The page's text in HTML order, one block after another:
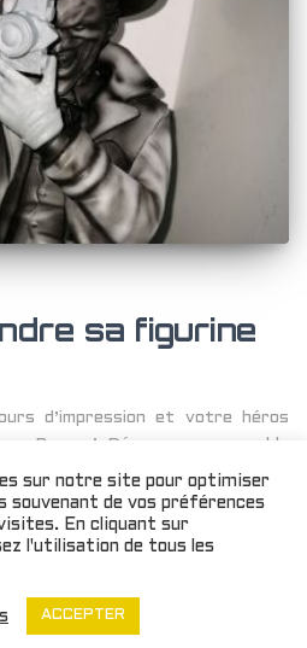
sa figurine
d’impression et votre héros
Bravo ! Découvrons ensemble
premiers coups de pinceaux, ceux
finale à votre création.
sur notre site pour optimiser
souvenant de vos préférences
En cliquant sur
l'utilisation de tous les
ACCEPTER